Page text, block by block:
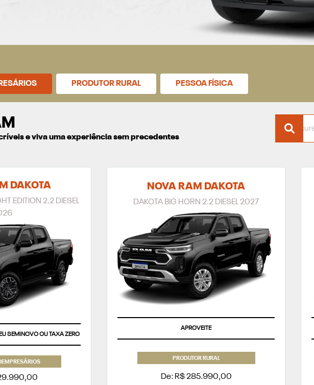
PRODUTOR RURAL PESSOA FÍSICA
e viva uma experiência sem precedentes
DAKOTA
EDITION 2.2 DIESEL
SEMINOVO OU TAXA ZERO
NOVA RAM DAKOTA
DAKOTA BIG HORN 2.2 DIESEL 2027
APROVEITE
PRODUTOR RURAL
De: R$ 285.990,00